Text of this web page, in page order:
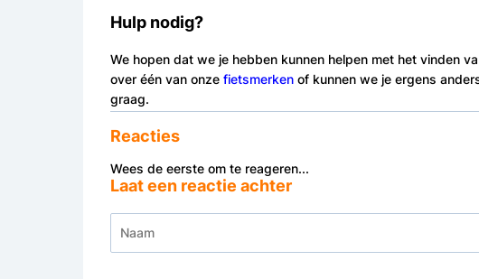
Hulp nodig?
We hopen dat we je hebben kunnen helpen met het vinden
over één van onze fietsmerken of kunnen we je ergens
graag.
Reacties
Wees de eerste om te reageren...
Laat een reactie achter